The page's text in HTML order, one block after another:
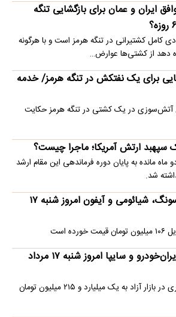
ایران و عمان برای بازگشایی تنگه
کامل کشتیرانی در تنگه هرمز است و با هرگونه
دهد از کشتی‌ها عوارض…
برای یک نفتکش در تنگه هرمز/ خدمه
آتش‌سوزی در یک کشتی در تنگه هرمز حکایت
سپهبد ارتش آمریکا؛ ماجرا چیست؟
ماه مانده به پایان دوره فرماندهی این مقام ارشد
شد.
قیمت گوشی سامسونگ، شیائومی و آیفون امروز شنبه ۱۷
قیمت محصولات ایران‌خودرو و سایپا امروز شنبه ۱۷ مرداد
کف قیمت ارزان‌ترین سواری در بازار آزاد به یک میلیارد و ۲۱۵ میلیون تومان